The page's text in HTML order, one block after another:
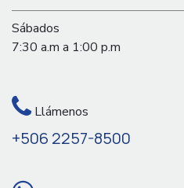
Sábados
7:30 a.m a 1:00 p.m
Llámenos
+506 2257-8500